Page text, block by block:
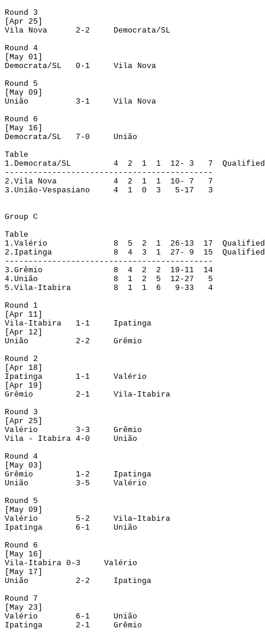
Round 3
Apr 25]
Vila Nova
2-2
Democrata/SL
Round 4
May 01]
Democrata/SL
0-1
Vila Nova
Round 5
May 09]
União
3-1
Vila Nova
Round 6
[May 16]
Democrata/SL 7-0
União
Table
1. Democrata/SL 4 2 1 1 12- 3 7
Qualified
--------------------------------------------
2. Vila Nova 4 2 1 1 10- 7
7
3. União-Vespasiano 4 1 0 3 5-17 3
Group C
Table
1. Valério 8 5 2 1 26-13 17
Qualified
2. Ipatinga 8 4 3 1 27- 9 15
Qualified
--------------------------------------------
3. Grêmio 8 4 2 2 19-11
14
4. União 8 1 2 5 12-27
5
5. Vila-Itabira 8 1 1 6 9-33
4
Round 1
Apr 11]
Vila-Itabira
1-1
Ipatinga
Apr 12]
União
2-2
Grêmio
Round 2
Apr 18]
Ipatinga
1-1
Valério
Apr 19]
Grêmio
2-1
Vila-Itabira
Round 3
Apr 25]
Valério
3-3
Grêmio
Vila - Itabira 4-0
União
Round 4
May 03]
Grêmio
1-2
Ipatinga
União
3-5
Valério
Round 5
May 09]
Valério
5-2
Vila–Itabira
Ipatinga
6-1
União
Round 6
May 16]
Vila-Itabira 0-3
Valério
May 17]
União
2-2
Ipatinga
Round 7
May 23]
Valério
6-1
União
Ipatinga
2-1
Grêmio